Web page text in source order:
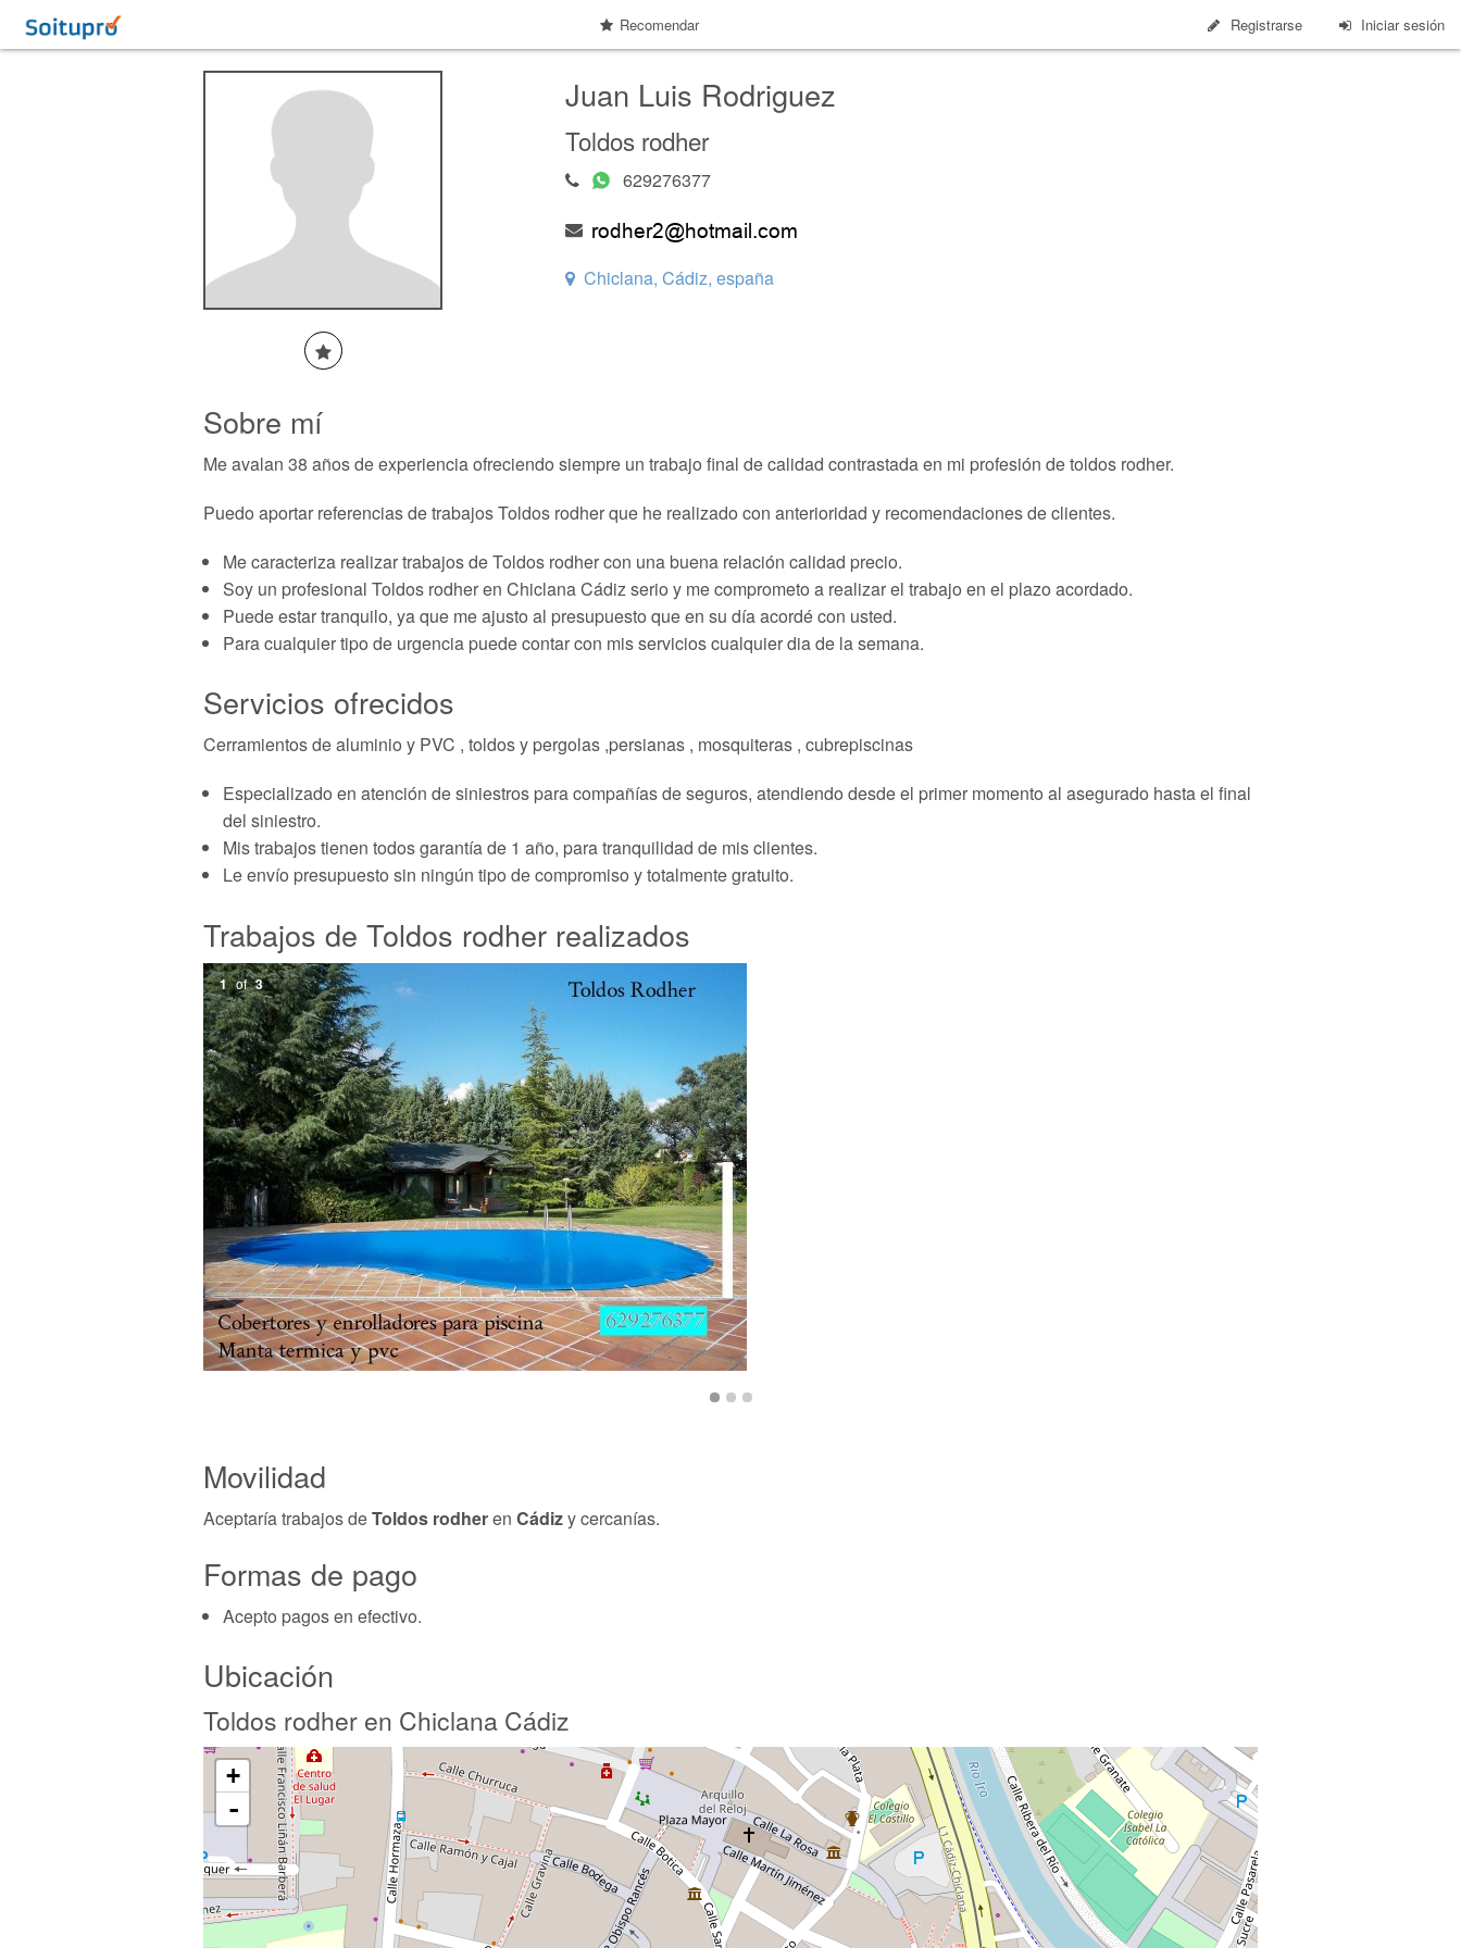
Recomendar Registrarse Iniciar sesión
Juan Luis Rodriguez
Toldos rodher
629276377
Chiclana, Cádiz, españa
Sobre mí
Me avalan 38 años de experiencia ofreciendo siempre un trabajo final de calidad contrastada en mi profesión de toldos rodher.
Puedo aportar referencias de trabajos Toldos rodher que he realizado con anterioridad y recomendaciones de clientes.
Me caracteriza realizar trabajos de Toldos rodher con una buena relación calidad precio.
Soy un profesional Toldos rodher en Chiclana Cádiz serio y me comprometo a realizar el trabajo en el plazo acordado.
Puede estar tranquilo, ya que me ajusto al presupuesto que en su día acordé con usted.
Para cualquier tipo de urgencia puede contar con mis servicios cualquier dia de la semana.
Servicios ofrecidos
Cerramientos de aluminio y PVC , toldos y pergolas ,persianas , mosquiteras , cubrepiscinas
Especializado en atención de siniestros para compañías de seguros, atendiendo desde el primer momento al asegurado hasta el final
del siniestro.
Mis trabajos tienen todos garantía de 1 año, para tranquilidad de mis clientes.
Le envío presupuesto sin ningún tipo de compromiso y totalmente gratuito.
Trabajos de Toldos rodher realizados
1 of 3
Movilidad
Aceptaría trabajos deToldos rodheren Cádizy cercanías.
Formas de pago
Acepto pagos en efectivo.
Ubicación
Toldos rodher en Chiclana Cádiz
+
-